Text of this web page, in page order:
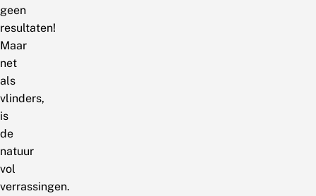
geen
resultaten!
Maar
net
als
vlinders,
is
de
natuur
vol
verrassingen.